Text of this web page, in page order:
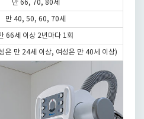
만 66, 70, 80세
만 40, 50, 60, 70세
66세 이상 2년마다 1회
은 만 24세 이상, 여성은 만 40세 이상)